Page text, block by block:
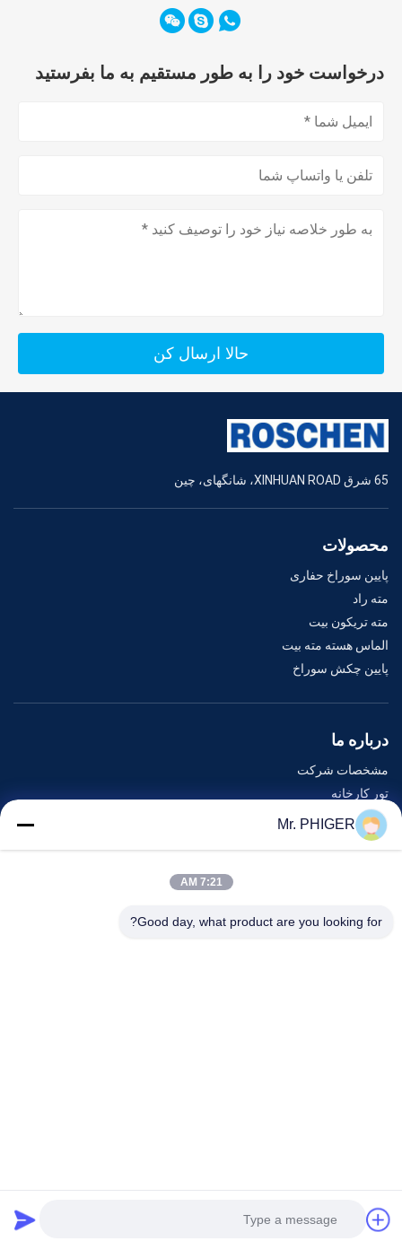
درخواست خود را به طور مستقیم به ما بفرستید
حالا ارسال کن
65 شرق XINHUAN ROAD، شانگهای، چین
محصولات
پایین سوراخ حفاری
مته راد
مته تریکون بیت
الماس هسته مته بیت
پایین چکش سوراخ
درباره ما
مشخصات شرکت
تور کارخانه
کنترل کیفیت
نقشه سایت
رویدادها
Mr. PHIGER
7:21 AM
Good day, what product are you looking for?